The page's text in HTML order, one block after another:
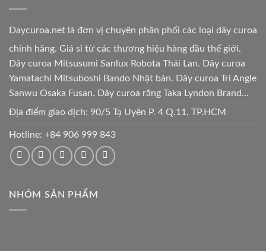
Daycuroa.net là đơn vị chuyên phân phối các loại dây curoa
chính hãng. Giá sỉ từ các thương hiệu hàng đầu thế giới.
Dây curoa Mitsusumi Sanlux Robota Thái Lan. Dây curoa
Yamatachi Mitsuboshi Bando Nhật bản. Dây curoa Tri Angle
Sanwu Osaka Fusan. Dây curoa răng Taka Lyndon Brand...
Địa điểm giao dịch: 90/5 Tạ Uyên P. 4 Q.11, TP.HCM
Hotline: +84 906 999 843
NHÓM SẢN PHẨM